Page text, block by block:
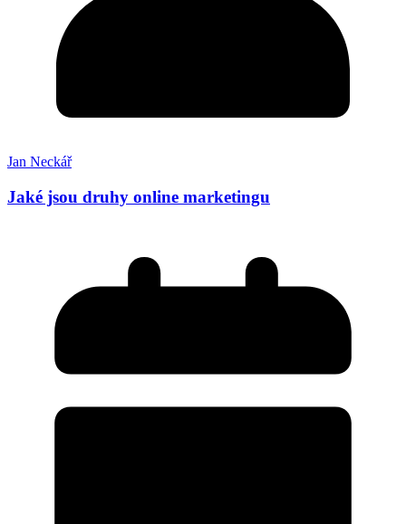
Jan Neckář
Jaké jsou druhy online marketingu